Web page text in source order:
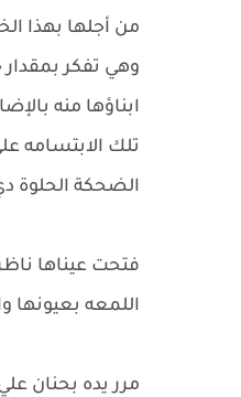
من أجلها بهذا
وهي تفكر بمقدار
ابناؤها منه
تلك الابتسامه
الضحكة الحلوة
فتحت عيناها
اللمعه بعيونها
مرر يده بحنان